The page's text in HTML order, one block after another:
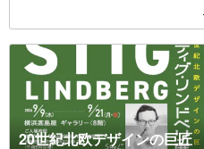
20世紀北欧デザインの巨